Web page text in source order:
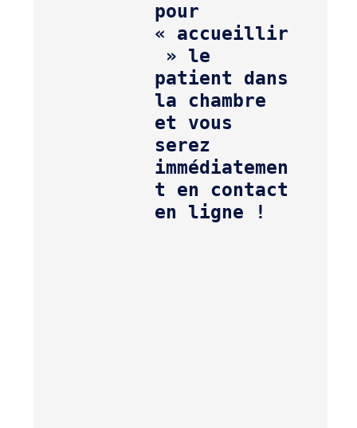
pour
« accueillir
» le
patient dans
la chambre
et vous
serez
immédiatemen
t en contact